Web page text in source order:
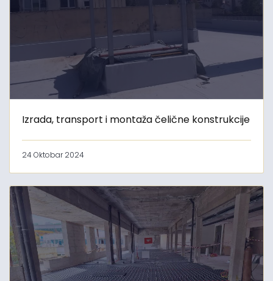
Izrada, transport i montaža čelične konstrukcije
24 Oktobar 2024